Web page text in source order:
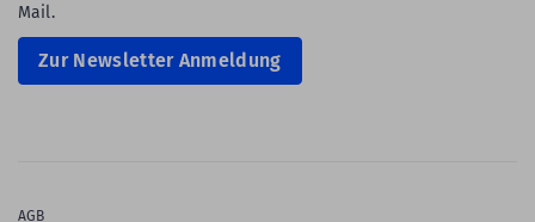
Mail.
Zur Newsletter Anmeldung
AGB